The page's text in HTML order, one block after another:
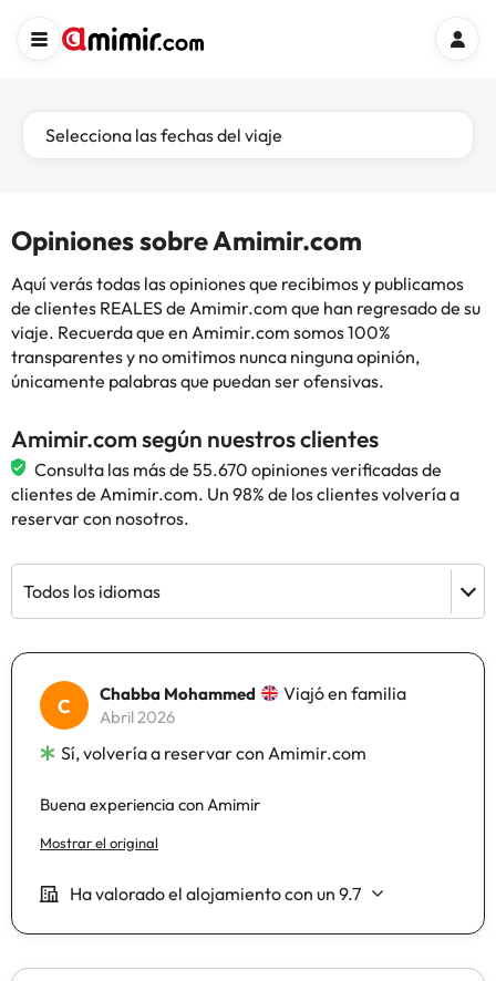
Selecciona las fechas del viaje
Opiniones sobre Amimir.com
Aquí verás todas las opiniones que recibimos y publicamos
de clientes REALES de Amimir.com que han regresado de su
viaje. Recuerda que en Amimir.com somos 100%
transparentes y no omitimos nunca ninguna opinión,
únicamente palabras que puedan ser ofensivas.
Amimir.com según nuestros clientes
Consulta las más de 55.670 opiniones verificadas de
clientes de Amimir.com. Un 98% de los clientes volvería a
reservar con nosotros.